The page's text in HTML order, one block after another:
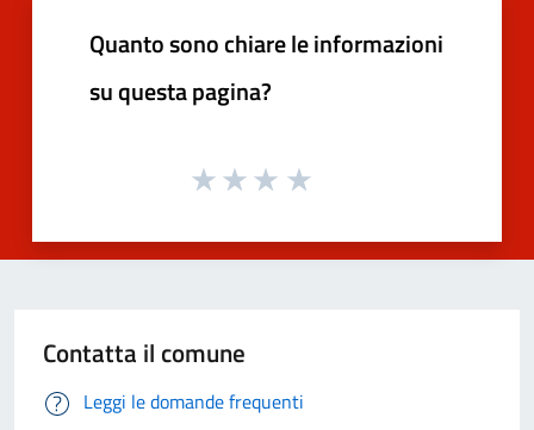
Quanto sono chiare le informazioni
su questa pagina?
Contatta il comune
Leggi le domande frequenti